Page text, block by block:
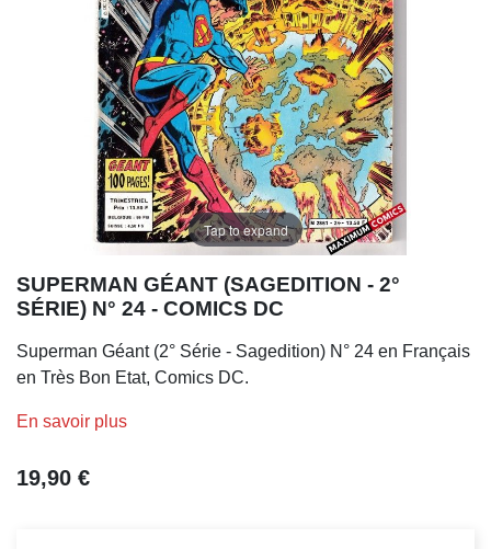
Tap to expand
SUPERMAN GÉANT (SAGEDITION - 2°
SÉRIE) N° 24 - COMICS DC
Superman Géant (2° Série - Sagedition) N° 24 en Français
en Très Bon Etat, Comics DC.
En savoir plus
19,90 €